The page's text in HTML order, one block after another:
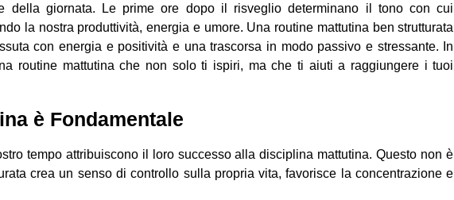
della giornata. Le prime ore dopo il risveglio determinano il tono con cui
la nostra produttività, energia e umore. Una routine mattutina ben strutturata
con energia e positività e una trascorsa in modo passivo e stressante. In
routine mattutina che non solo ti ispiri, ma che ti aiuti a raggiungere i tuoi
è Fondamentale
tempo attribuiscono il loro successo alla disciplina mattutina. Questo non è
crea un senso di controllo sulla propria vita, favorisce la concentrazione e